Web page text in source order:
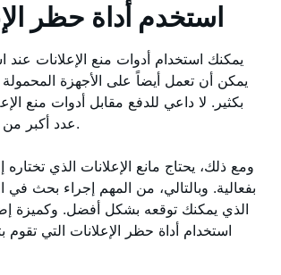
2. استخدم أداة حظر
يمكنك استخدام أدوات منع الإعلانات عند
يمكن أن تعمل أيضاً على الأجهزة المحمولة
بكثير. لا داعي للدفع مقابل أدوات منع
عدد أكبر من الخيارات المجانية.
ومع ذلك، يحتاج مانع الإعلانات الذي تختاره
بفعالية. وبالتالي، من المهم إجراء بحث في
الذي يمكنك توقعه بشكل أفضل. وكميزة
استخدام أداة حظر الإعلانات التي تقوم